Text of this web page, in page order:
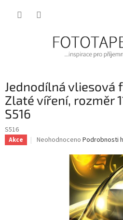
Jednodílná vliesová
Zlaté víření, rozměr
S516
S516
Akce
Průměrné
Neohodnoceno Podrobnosti